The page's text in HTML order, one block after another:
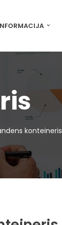
konteineris